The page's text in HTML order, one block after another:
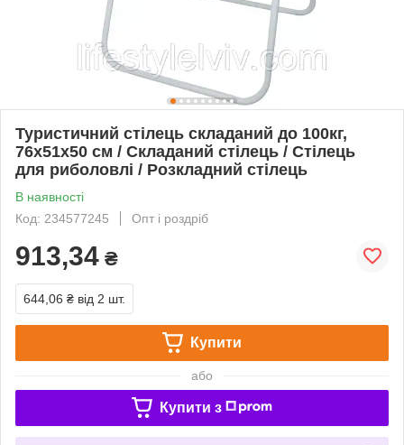
Туристичний стілець складаний до 100кг,
76x51x50 см / Складаний стілець / Стілець
для риболовлі / Розкладний стілець
В наявності
Код: 234577245
Опт і роздріб
913,34 ₴
644,06 ₴ від 2 шт.
Купити
або
Купити з